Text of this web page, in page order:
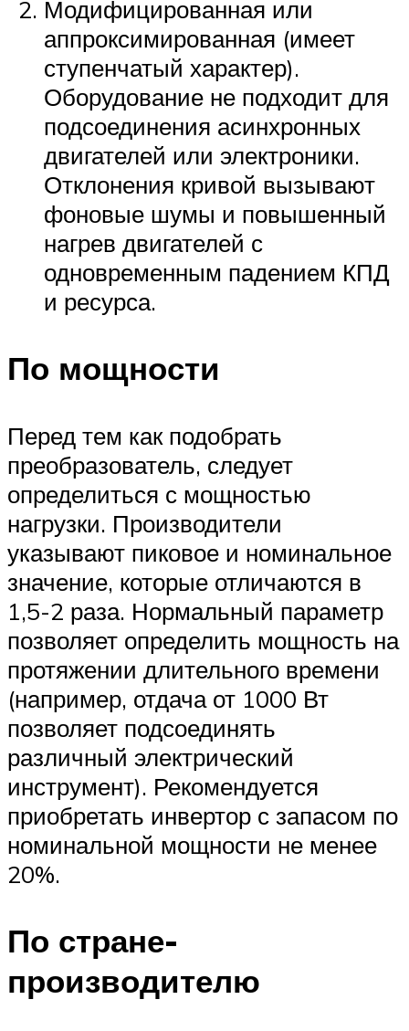
Модифицированная или
аппроксимированная (имеет
ступенчатый характер).
Оборудование не подходит для
подсоединения асинхронных
двигателей или электроники.
Отклонения кривой вызывают
фоновые шумы и повышенный
нагрев двигателей с
одновременным падением КПД
и ресурса.
По мощности
Перед тем как подобрать
преобразователь, следует
определиться с мощностью
нагрузки. Производители
указывают пиковое и номинальное
значение, которые отличаются в
1,5-2 раза. Нормальный параметр
позволяет определить мощность на
протяжении длительного времени
(например, отдача от 1000 Вт
позволяет подсоединять
различный электрический
инструмент). Рекомендуется
приобретать инвертор с запасом по
номинальной мощности не менее
20%.
По стране-
производителю